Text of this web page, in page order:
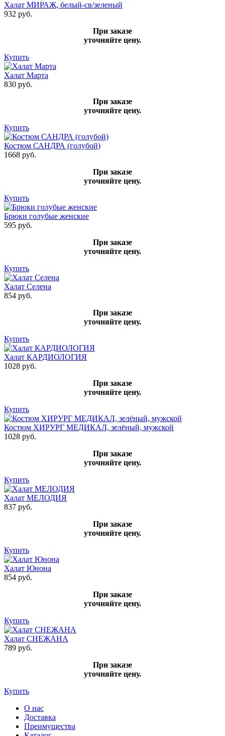
Халат МИРАЖ, белый-св/зеленый
932 руб.
При заказе
уточняйте цену.
Купить
Халат Марта
830 руб.
При заказе
уточняйте цену.
Купить
Костюм САНДРА (голубой)
1668 руб.
При заказе
уточняйте цену.
Купить
Брюки голубые женские
595 руб.
При заказе
уточняйте цену.
Купить
Халат Селена
854 руб.
При заказе
уточняйте цену.
Купить
Халат КАРДИОЛОГИЯ
1028 руб.
При заказе
уточняйте цену.
Купить
Костюм ХИРУРГ МЕДИКАЛ, зелёный, мужской
1028 руб.
При заказе
уточняйте цену.
Купить
Халат МЕЛОДИЯ
837 руб.
При заказе
уточняйте цену.
Купить
Халат Юнона
854 руб.
При заказе
уточняйте цену.
Купить
Халат СНЕЖАНА
789 руб.
При заказе
уточняйте цену.
Купить
О нас
Доставка
Преимущества